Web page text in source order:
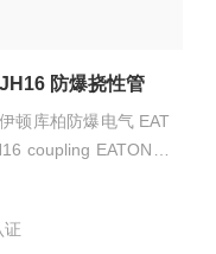
防爆挠性管
顿库柏防爆电气 EAT
coupling EATON C
Electric Co.,Ltd
证